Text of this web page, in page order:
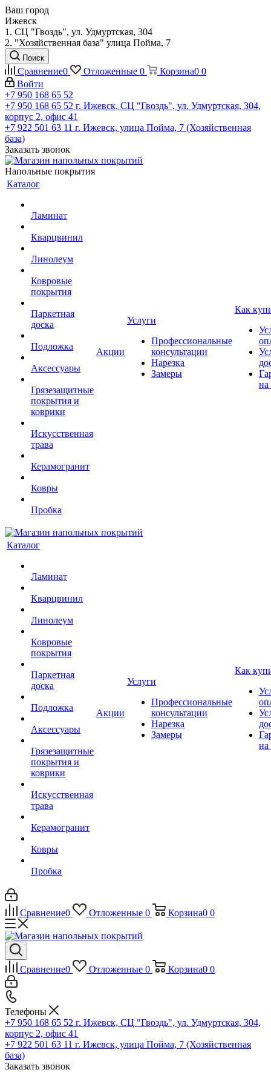
Ваш город
Ижевск
1. СЦ "Гвоздь", ул. Удмуртская, 304
2. "Хозяйственная база" улица Пойма, 7
Поиск
Сравнение0 Отложенные 0 Корзина0 0
Войти
+7 950 168 65 52
+7 950 168 65 52 г. Ижевск, СЦ "Гвоздь", ул. Удмуртская, 304,
корпус 2, офис 41
+7 922 501 63 11 г. Ижевск, улица Пойма, 7 (Хозяйственная
база)
Заказать звонок
Напольные покрытия
Каталог
Ламинат
Кварцвинил
Линолеум
Ковровые
покрытия
Паркетная
доска
Подложка
Аксессуары
Грязезащитные
покрытия и
коврики
Искусственная
трава
Керамогранит
Ковры
Пробка
Акции
Услуги
Профессиональные
консультации
Нарезка
Замеры
Как
на
Каталог
Ламинат
Кварцвинил
Линолеум
Ковровые
покрытия
Паркетная
доска
Подложка
Аксессуары
Грязезащитные
покрытия и
коврики
Искусственная
трава
Керамогранит
Ковры
Пробка
Акции
Услуги
Профессиональные
консультации
Нарезка
Замеры
Как
на
Сравнение0 Отложенные 0 Корзина0 0
Сравнение0 Отложенные 0 Корзина0 0
Телефоны
+7 950 168 65 52 г. Ижевск, СЦ "Гвоздь", ул. Удмуртская, 304,
корпус 2, офис 41
+7 922 501 63 11 г. Ижевск, улица Пойма, 7 (Хозяйственная
база)
Заказать звонок